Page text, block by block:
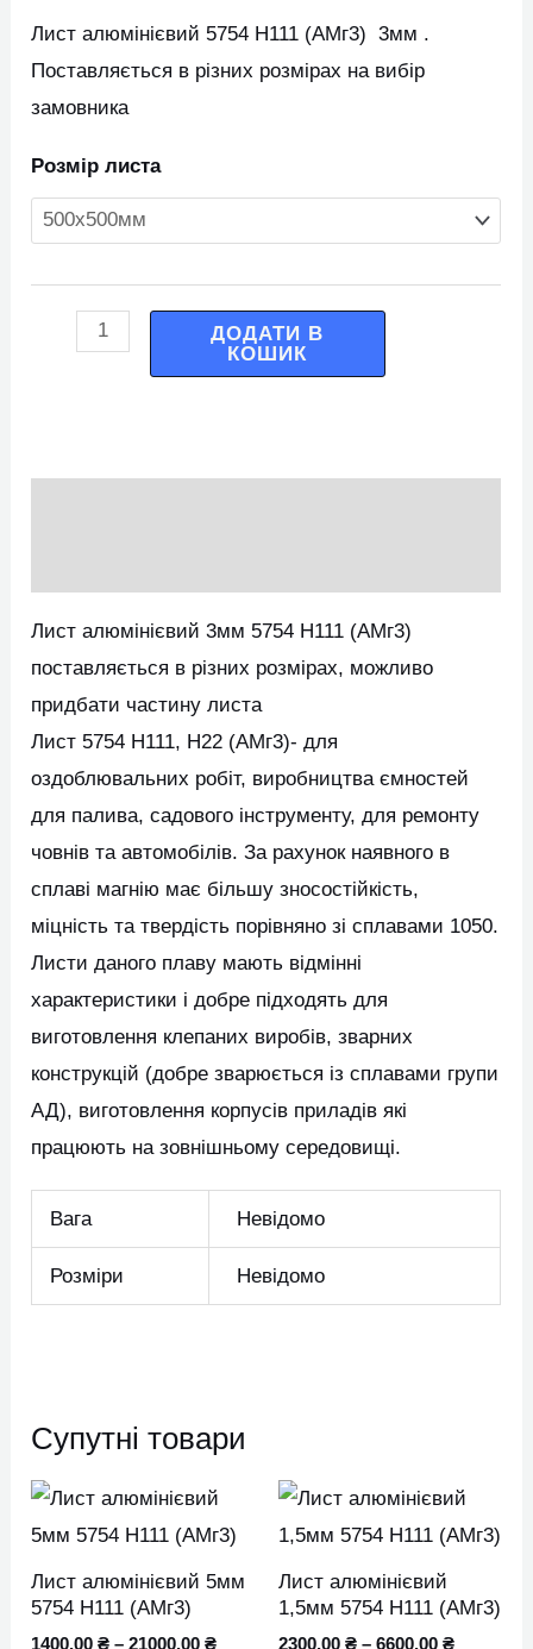
Лист алюмінієвий 5754 H111 (АМг3) 3мм .
Поставляється в різних розмірах на вибір
замовника
Розмір листа
ДОДАТИ В
КОШИК
Лист алюмінієвий 3мм 5754 H111 (АМг3)
поставляється в різних розмірах, можливо
придбати частину листа
Лист 5754 H111, Н22 (АМг3)- для
оздоблювальних робіт, виробництва ємностей
для палива, садового інструменту, для ремонту
човнів та автомобілів. За рахунок наявного в
сплаві магнію має більшу зносостійкість,
міцність та твердість порівняно зі сплавами 1050.
Листи даного плаву мають відмінні
характеристики і добре підходять для
виготовлення клепаних виробів, зварних
конструкцій (добре зварюється із сплавами групи
АД), виготовлення корпусів приладів які
працюють на зовнішньому середовищі.
Вага Невідомо
Розміри Невідомо
Супутні товари
Лист алюмінієвий 5мм
5754 H111 (АМг3)
1400,00₴ –21000,00₴
товар
кілька
варіантів.
Лист алюмінієвий
1,5мм 5754 H111 (АМг3)
2300,00 ₴ – 6600,00 ₴
товар
кілька